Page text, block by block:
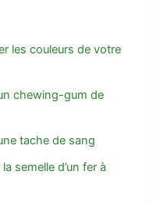
les couleurs de votre
chewing-gum de
tache de sang
semelle d’un fer à